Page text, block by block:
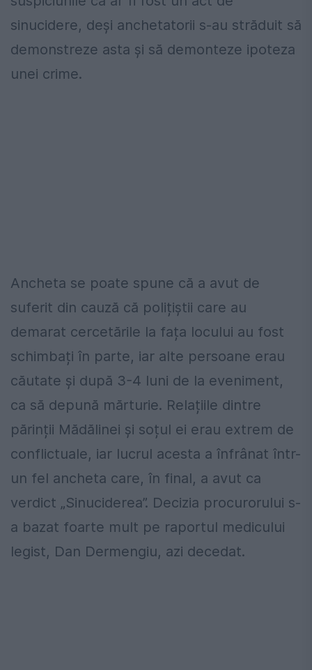
sinucidere, deși anchetatorii s-au străduit să
demonstreze asta și să demonteze ipoteza
unei crime.
Ancheta se poate spune că a avut de
suferit din cauză că polițiștii care au
demarat cercetările la fața locului au fost
schimbați în parte, iar alte persoane erau
căutate și după 3-4 luni de la eveniment,
ca să depună mărturie. Relațiile dintre
părinții Mădălinei și soțul ei erau extrem de
conflictuale, iar lucrul acesta a înfrânat într-
un fel ancheta care, în final, a avut ca
verdict „Sinuciderea”. Decizia procurorului s-
a bazat foarte mult pe raportul medicului
legist, Dan Dermengiu, azi decedat.